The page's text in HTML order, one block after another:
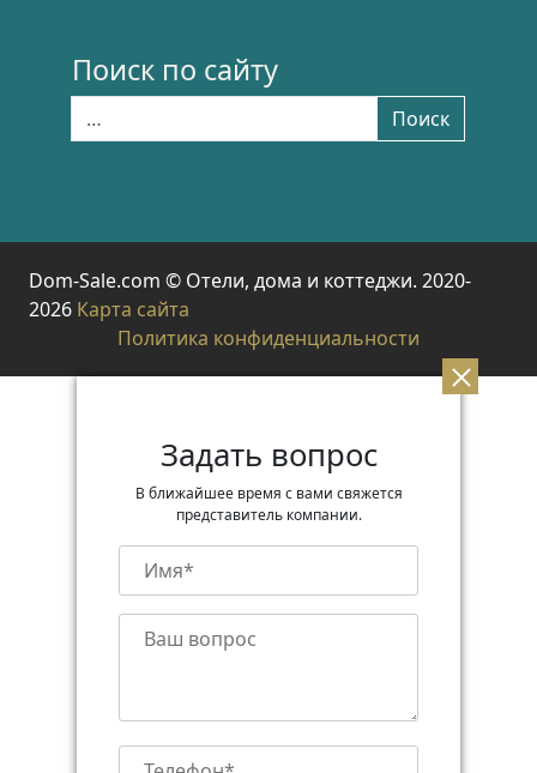
Поиск по сайту
Поиск
Dom-Sale.com © Отели, дома и коттеджи. 2020-
2026 Карта сайта
Политика конфиденциальности
Задать вопрос
В ближайшее время с вами свяжется
представитель компании.